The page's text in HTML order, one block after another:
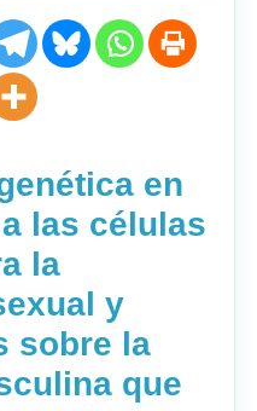
en
las células
la
y
sobre la
que